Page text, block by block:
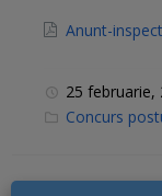
Anunt-
25 februarie,
C
Concurs